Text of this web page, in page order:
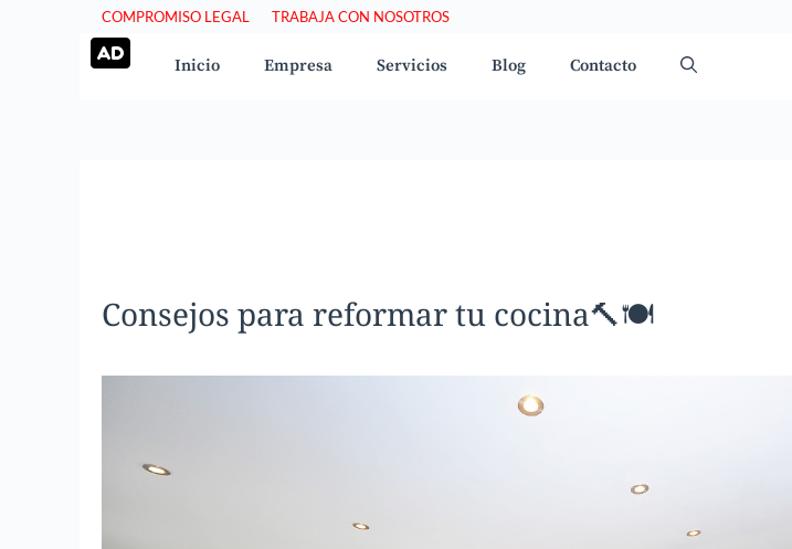
COMPROMISO LEGAL TRABAJA CON NOSOTROS
Inicio Empresa Servicios Blog Contacto
Consejos para reformar tu cocina🔨🍽️